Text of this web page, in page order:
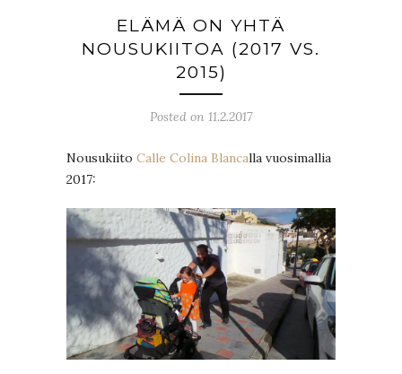
ELÄMÄ ON YHTÄ
NOUSUKIITOA (2017 VS.
2015)
Posted on 11.2.2017
Nousukiito Calle Colina Blancalla vuosimallia
2017: